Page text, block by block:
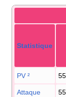
Statistique
PV ² 55
Attaque 55